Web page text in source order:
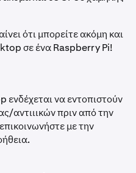
ότι μπορείτε ακόμη και
σε ένα Raspberry Pi!
ενδέχεται να εντοπιστούν
αντιιικών πριν από την
με την